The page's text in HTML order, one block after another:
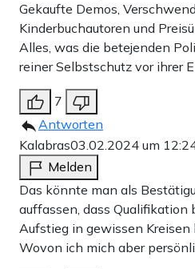
Gekaufte Demos,
Kinderbuchautoren und
Alles, was die betejenden
reiner Selbstschutz vor ihrer
7
Antworten
Kalabras03.02.2024 um
Melden
Das könnte man als
auffassen, dass Qualifikation
Aufstieg in gewissen
Wovon ich mich aber